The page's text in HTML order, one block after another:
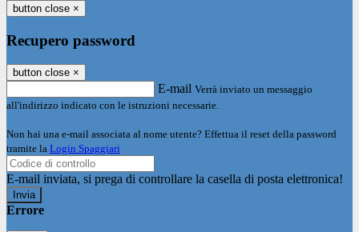
button close ×
Recupero password
button close ×
E-mail Verrà inviato un messaggio
all'indirizzo indicato con le istruzioni necessarie.
Non hai una e-mail associata al nome utente? Effettua il reset della password
tramite la Login Spaggiari
E-mail inviata, si prega di controllare la casella di posta elettronica!
Errore